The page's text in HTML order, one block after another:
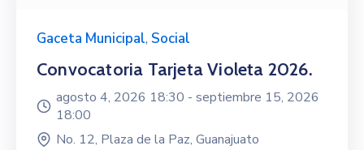
Gaceta Municipal, Social
Convocatoria Tarjeta Violeta 2026.
agosto 4, 2026 18:30 - septiembre 15, 2026
18:00
No. 12, Plaza de la Paz, Guanajuato